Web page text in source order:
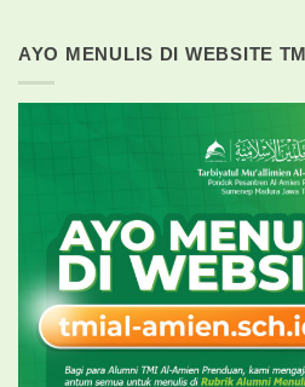
AYO MENULIS DI WEBSITE TMI